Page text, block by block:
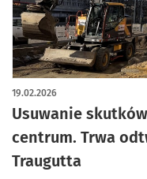
Usuwanie
centrum. Trwa
Traugutta
19.02.2026
artykuł z galerią zdjęć